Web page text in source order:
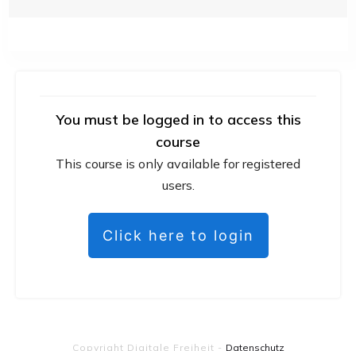
You must be logged in to access this
course
This course is only available for registered
users.
Click here to login
Copyright Digitale Freiheit - Datenschutz